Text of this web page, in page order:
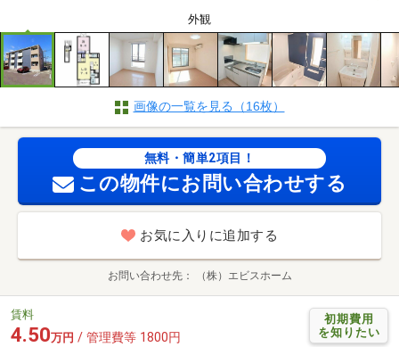
外観
画像の一覧を見る（16枚）
無料・簡単2項目！
この物件にお問い合わせする
お気に入りに追加する
お問い合わせ先 （株）エビスホーム
初期費用
を知りたい
賃料
4.50万円 / 管理費等 1800円